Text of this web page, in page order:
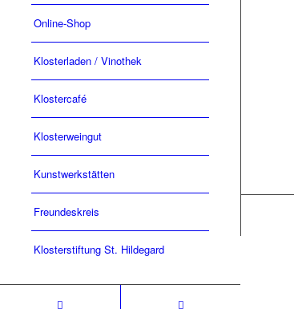
Online-Shop
Klosterladen / Vinothek
Klostercafé
Klosterweingut
Kunstwerkstätten
Freundeskreis
Klosterstiftung St. Hildegard